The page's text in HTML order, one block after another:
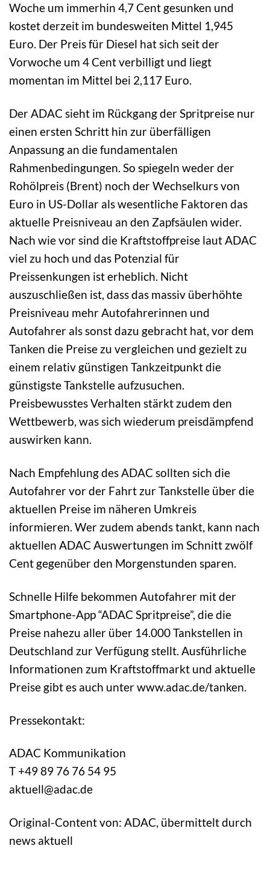
Woche um immerhin 4,7 Cent gesunken und
kostet derzeit im bundesweiten Mittel 1,945
Euro. Der Preis für Diesel hat sich seit der
Vorwoche um 4 Cent verbilligt und liegt
momentan im Mittel bei 2,117 Euro.
Der ADAC sieht im Rückgang der Spritpreise nur
einen ersten Schritt hin zur überfälligen
Anpassung an die fundamentalen
Rahmenbedingungen. So spiegeln weder der
Rohölpreis (Brent) noch der Wechselkurs von
Euro in US-Dollar als wesentliche Faktoren das
aktuelle Preisniveau an den Zapfsäulen wider.
Nach wie vor sind die Kraftstoffpreise laut ADAC
viel zu hoch und das Potenzial für
Preissenkungen ist erheblich. Nicht
auszuschließen ist, dass das massiv überhöhte
Preisniveau mehr Autofahrerinnen und
Autofahrer als sonst dazu gebracht hat, vor dem
Tanken die Preise zu vergleichen und gezielt zu
einem relativ günstigen Tankzeitpunkt die
günstigste Tankstelle aufzusuchen.
Preisbewusstes Verhalten stärkt zudem den
Wettbewerb, was sich wiederum preisdämpfend
auswirken kann.
Nach Empfehlung des ADAC sollten sich die
Autofahrer vor der Fahrt zur Tankstelle über die
aktuellen Preise im näheren Umkreis
informieren. Wer zudem abends tankt, kann nach
aktuellen ADAC Auswertungen im Schnitt zwölf
Cent gegenüber den Morgenstunden sparen.
Schnelle Hilfe bekommen Autofahrer mit der
Smartphone-App “ADAC Spritpreise”, die die
Preise nahezu aller über 14.000 Tankstellen in
Deutschland zur Verfügung stellt. Ausführliche
Informationen zum Kraftstoffmarkt und aktuelle
Preise gibt es auch unter www.adac.de/tanken.
Pressekontakt:
ADAC Kommunikation
T +49 89 76 76 54 95
aktuell@adac.de
Original-Content von: ADAC, übermittelt durch
news aktuell